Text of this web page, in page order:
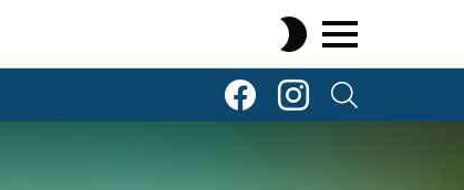
SKIN
TOP KomentyTOP Komenty